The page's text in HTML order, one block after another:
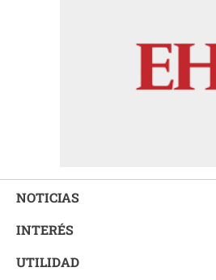
NOTICIAS
INTERÉS
UTILIDAD